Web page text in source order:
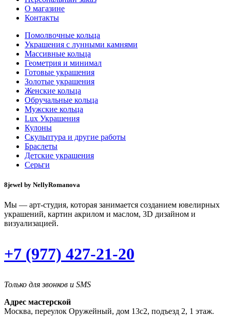
О магазине
Контакты
Помолвочные кольца
Украшения с лунными камнями
Массивные кольца
Геометрия и минимал
Готовые украшения
Золотые украшения
Женские кольца
Обручальные кольца
Мужские кольца
Lux Украшения
Кулоны
Скульптура и другие работы
Браслеты
Детские украшения
Серьги
8jewel by NellyRomanova
Мы — арт-студия, которая занимается созданием ювелирных
украшений, картин акрилом и маслом, 3D дизайном и
визуализацией.
+7 (977) 427-21-20
Только для звонков и SMS
Адрес мастерской
Москва, переулок Оружейный, дом 13с2, подъезд 2, 1 этаж.